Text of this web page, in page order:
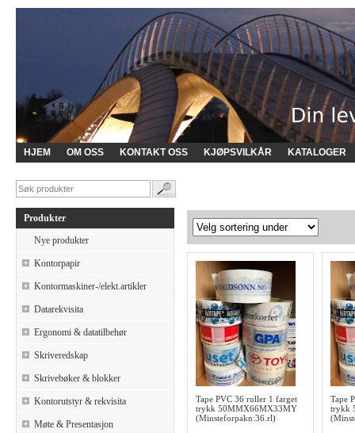
HJEM OM OSS KONTAKT OSS KJØPSVILKÅR KATALOGER
Produkter
Nye produkter
Kontorpapir
Kontormaskiner-/elekt.artikler
Datarekvisita
Ergonomi & datatilbehør
Skriveredskap
Skrivebøker & blokker
Kontorutstyr & rekvisita
Møte & Presentasjon
Tape PVC 36 ruller 1 farget
trykk 50MMX66MX33MY
(Minsteforpakn:36.rl)
Tape
trykk